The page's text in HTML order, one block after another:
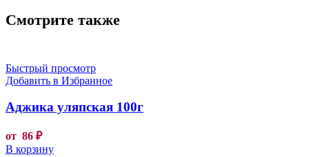
Смотрите также
Быстрый просмотр
Добавить в Избранное
Аджика уляпская 100г
от 86 ₽
В корзину